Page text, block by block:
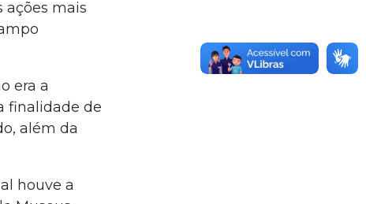
ações mais
era a
finalidade de
além da
houve a